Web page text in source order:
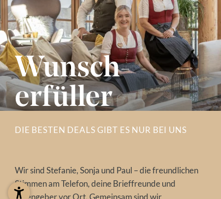
Wunsch­
erfüller
DIE BESTEN DEALS GIBT ES NUR BEI UNS
Wir sind Stefanie, Sonja und Paul – die freundlichen
Stimmen am Telefon, deine Brieffreunde und
Ideengeber vor Ort. Gemeinsam sind wir